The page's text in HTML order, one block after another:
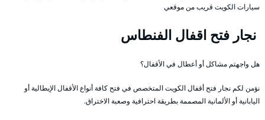
سيارات الكويت قريب من موقعي
نجار فتح اقفال الفنطاس
هل واجهتم مشاكل أو أعطال في الأقفال؟
نؤمن لكم نجار فتح أقفال الكويت المتخصص في فتح كافة أنواع الأقفال الإيطالية أو
اليابانية أو الألمانية المصممة بطريقة احترافية وصعبة الاختراق.